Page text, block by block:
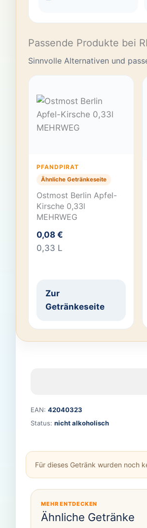
Passende Produkte bei
Sinnvolle Alternativen und
PFANDPIRAT
Ähnliche Getränkeseite
Ostmost Berlin Apfel-
Kirsche 0,33l
MEHRWEG
0,08 €
0,33 L
Zur
Getränkeseite
EAN: 42040323
Status: nicht alkoholisch
Für dieses Getränk wurden noch
MEHR ENTDECKEN
Ähnliche Getränke